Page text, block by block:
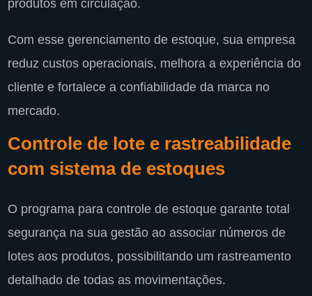
produtos em circulação.
Com esse gerenciamento de estoque, sua empresa
reduz custos operacionais, melhora a experiência do
cliente e fortalece a confiabilidade da marca no
mercado.
Controle de lote e rastreabilidade
com sistema de estoques
O programa para controle de estoque garante total
segurança na sua gestão ao associar números de
lotes aos produtos, possibilitando um rastreamento
detalhado de todas as movimentações.